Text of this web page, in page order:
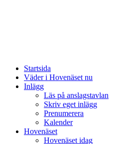
Startsida
Väder i Hovenäset nu
Inlägg
Läs på anslagstavlan
Skriv eget inlägg
Prenumerera
Kalender
Hovenäset
Hovenäset idag